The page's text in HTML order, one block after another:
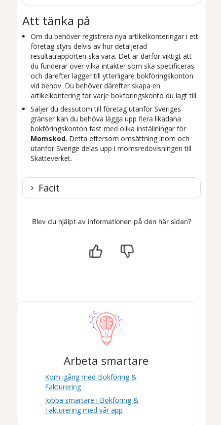
Att tänka på
Om du behöver registrera nya artikelkonteringar i ett
företag styrs delvis av hur detaljerad
resultatrapporten ska vara. Det är därför viktigt att
du funderar över vilka intäkter som ska specificeras
och därefter lägger till ytterligare bokföringskonton
vid behov. Du behöver därefter skapa en
artikelkontering för varje bokföringskonto du lagt till.
Säljer du dessutom till företag utanför Sveriges
gränser kan du behöva lägga upp flera likadana
bokföringskonton fast med olika inställningar för
Momskod. Detta eftersom omsättning inom och
utanför Sverige delas upp i momsredovisningen till
Skatteverket.
Facit
Blev du hjälpt av informationen på den här sidan?
Arbeta smartare
Kom igång med Bokföring &
Fakturering
Jobba smartare i Bokföring &
Fakturering med vår app